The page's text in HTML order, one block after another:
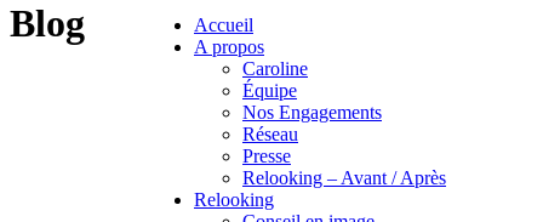
Accueil
A propos
Caroline
Équipe
Nos Engagements
Réseau
Presse
Relooking – Avant / Après
Relooking
Blog